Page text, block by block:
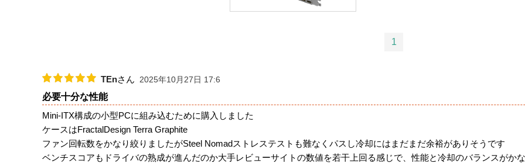
1
TEnさん 2025年10月27日 17:6
必要十分な性能
Mini-ITX構成の小型PCに組み込むために購入しました
ケースはFractalDesign Terra Graphite
ファン回転数をかなり絞りましたがSteel Nomadストレステストも難なくパスし冷却にはまだまだ余裕がありそうです
ベンチスコアもドライバの熟成が進んだのか大手レビューサイトの数値を若干上回る感じで、性能と冷却のバランスがか